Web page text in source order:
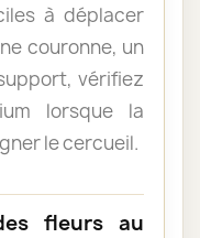
à déplacer
couronne, un
vérifiez
lorsque la
le cercueil.
fleurs au